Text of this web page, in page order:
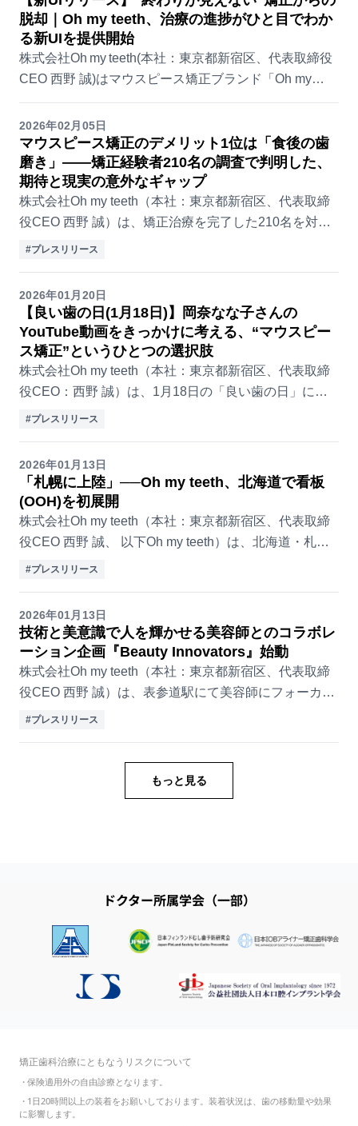
脱却｜Oh my teeth、治療の進捗がひと目でわか
る新UIを提供開始
株式会社Oh my teeth(本社：東京都新宿区、代表取締役
CEO 西野 誠)はマウスピース矯正ブランド「Oh my
teeth」のユーザー専用管理画面において、継続の習慣
化をサポートする新UIをリ...
2026年02月05日
マウスピース矯正のデメリット1位は「食後の歯
磨き」——矯正経験者210名の調査で判明した、
期待と現実の意外なギャップ
株式会社Oh my teeth（本社：東京都新宿区、代表取締
役CEO 西野 誠）は、矯正治療を完了した210名を対象
に実施した調査により、マウスピース矯正のリアルな負
#プレスリリース
2026年01月20日
【良い歯の日(1月18日)】岡奈なな子さんの
YouTube動画をきっかけに考える、“マウスピー
ス矯正”というひとつの選択肢
株式会社Oh my teeth（本社：東京都新宿区、代表取締
役CEO：西野 誠）は、1月18日の「良い歯の日」に合
わせ本日公開された岡奈なな子さんのYouTube動画を通
#プレスリリース
2026年01月13日
「札幌に上陸」──Oh my teeth、北海道で看板
(OOH)を初展開
株式会社Oh my teeth（本社：東京都新宿区、代表取締
役CEO 西野 誠、 以下Oh my teeth）は、北海道・札幌
市内に大型OOH（看板）を掲出しました。本取り組み
#プレスリリース
2026年01月13日
技術と美意識で人を輝かせる美容師とのコラボレ
ーション企画『Beauty Innovators』始動
株式会社Oh my teeth（本社：東京都新宿区、代表取締
役CEO 西野 誠）は、表参道駅にて美容師にフォーカス
した大型OOH企画『Beauty Innovators』を公開しまし
#プレスリリース
もっと見る
ドクター所属学会（一部）
矯正歯科治療にともなうリスクについて
・保険適用外の自由診療となります。
・ 1日20時間以上の装着をお願いしております。装着状況は、歯の移動量や効果
に影響します。